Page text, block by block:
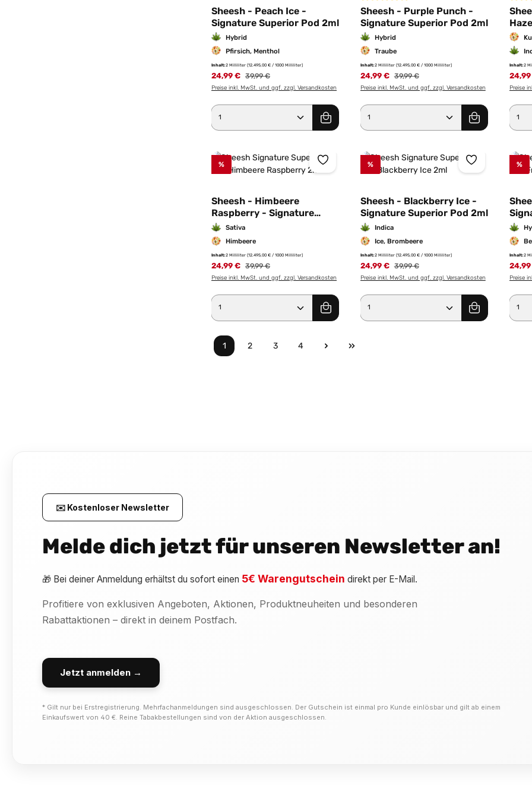
Sheesh - Peach Ice -
Signature Superior Pod 2ml
Hybrid
Pfirsich, Menthol
Inhalt:2 Milliliter (12.495,00 € / 1000 Milliliter)
24,99 € Regulärer Preis:
39,99 €
Preise inkl. MwSt. und ggf. zzgl. Versandkosten
Produkt Anzahl: Gib den gewünschten Wert ein
Durchschnittliche Bewertung von 5 von 5
Sheesh - Purple Punch -
Signature Superior Pod 2ml
Hybrid
Traube
Inhalt:2 Milliliter (12.495,00 € / 1000 Milliliter)
24,99 € Regulärer Preis:
39,99 €
Preise inkl. MwSt. und ggf. zzgl. Versandkosten
Produkt Anzahl: Gib den
Pod
Inhalt:2
Preise
%
Sheesh - Himbeere
Raspberry - Signature
Superior Pod 2ml
Sativa
Himbeere
Inhalt:2 Milliliter (12.495,00 € / 1000 Milliliter)
24,99 € Regulärer Preis:
39,99 €
Preise inkl. MwSt. und ggf. zzgl. Versandkosten
Produkt Anzahl: Gib den gewünschten Wert ein
%
Sheesh - Blackberry Ice -
Signature Superior Pod 2ml
Indica
Ice, Brombeere
Inhalt:2 Milliliter (12.495,00 € / 1000 Milliliter)
24,99 € Regulärer Preis:
39,99 €
Preise inkl. MwSt. und ggf. zzgl. Versandkosten
Produkt Anzahl: Gib den
%
Inhalt:2
Preise
Seite
1
Seite
2
Seite
3
Seite
4
✉️ Kostenloser Newsletter
Melde dich jetzt für unseren Newsletter an!
🎁 Bei deiner Anmeldung erhältst du sofort einen 5€ Warengutschein direkt per E-Mail.
Profitiere von exklusiven Angeboten, Aktionen, Produktneuheiten und besonderen
Rabattaktionen – direkt in deinem Postfach.
Jetzt anmelden →
* Gilt nur bei Erstregistrierung. Mehrfachanmeldungen sind ausgeschlossen. Der Gutschein ist einmal pro Kunde einlösbar und gilt ab einem
Einkaufswert von 40 €. Reine Tabakbestellungen sind von der Aktion ausgeschlossen.